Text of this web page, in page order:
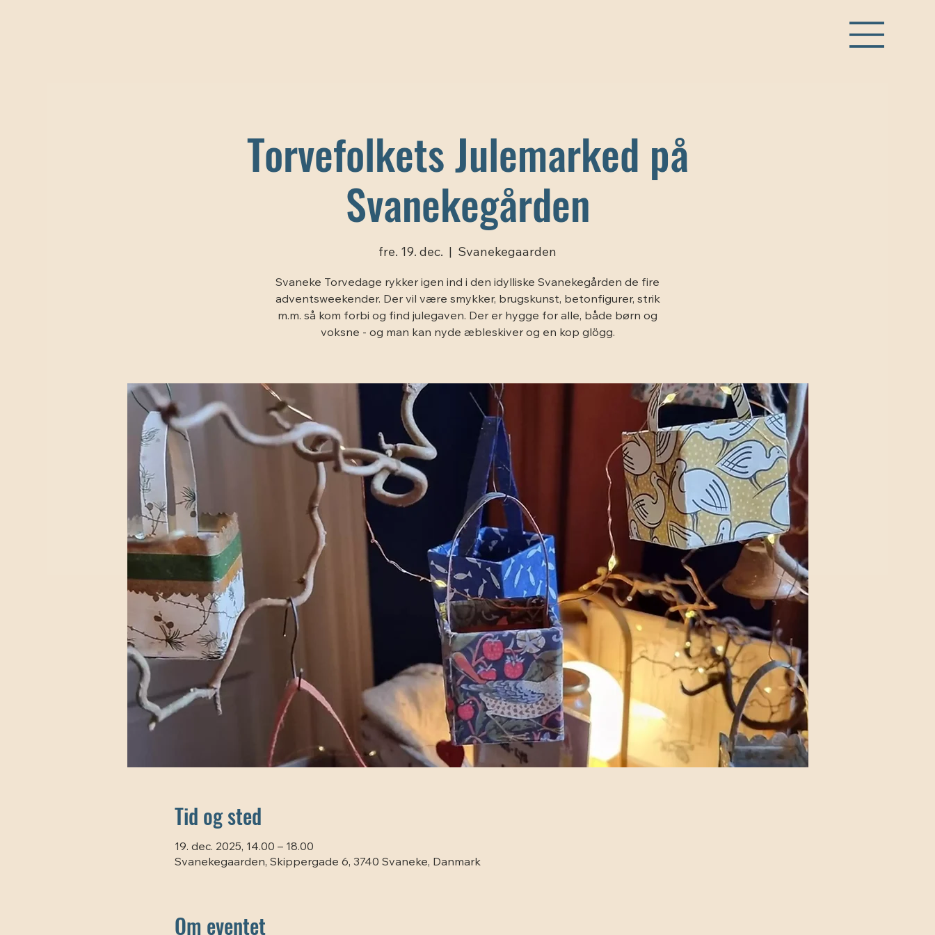
Torvefolkets Julemarked på
Svanekegården
fre. 19. dec. Svanekegaarden
Svaneke Torvedage rykker igen ind i den idylliske Svanekegården de fire
adventsweekender. Der vil være smykker, brugskunst, betonfigurer, strik
m.m. så kom forbi og find julegaven. Der er hygge for alle, både børn og
voksne - og man kan nyde æbleskiver og en kop glögg.
Tid og sted
19. dec. 2025, 14.00 – 18.00
Svanekegaarden, Skippergade 6, 3740 Svaneke, Danmark
Om eventet